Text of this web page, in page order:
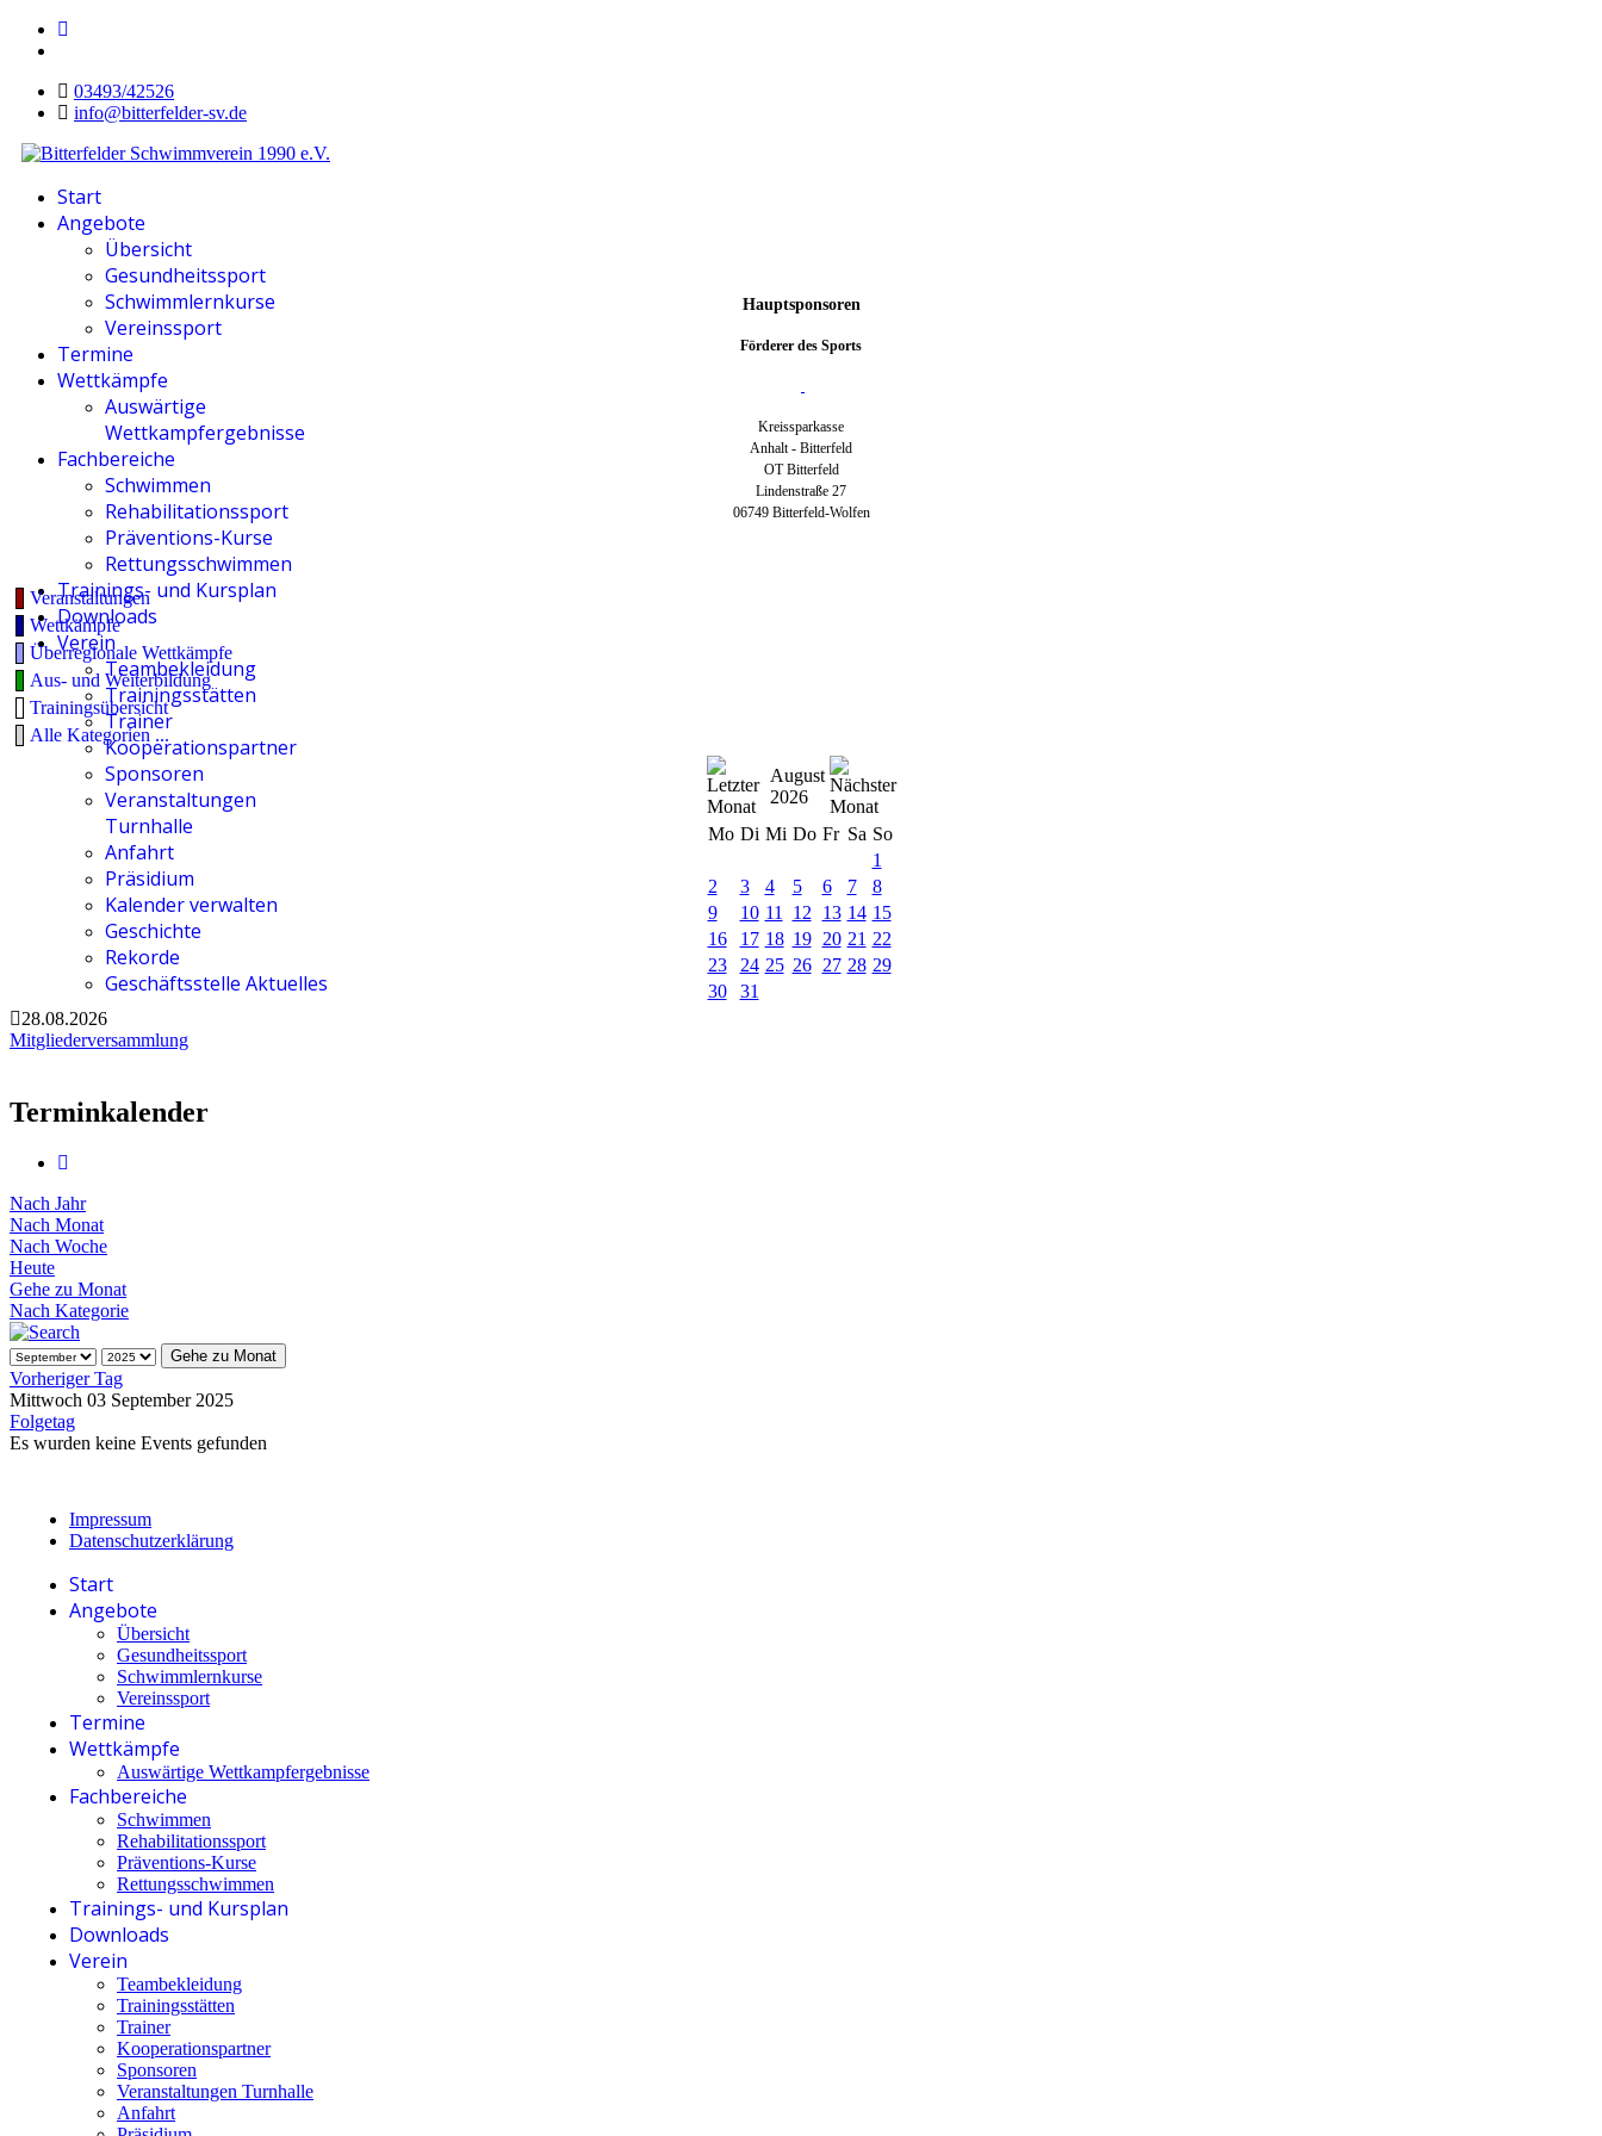
03493/42526
info@bitterfelder-sv.de
Start
Angebote
Übersicht
Gesundheitssport
Schwimmlernkurse
Vereinssport
Termine
Wettkämpfe
Auswärtige
Wettkampfergebnisse
Fachbereiche
Schwimmen
Rehabilitationssport
Präventions-Kurse
Rettungsschwimmen
Trainings- und Kursplan
Downloads
Verein
Teambekleidung
Trainingsstätten
Trainer
Kooperationspartner
Sponsoren
Veranstaltungen
Turnhalle
Anfahrt
Präsidium
Kalender verwalten
Geschichte
Rekorde
Geschäftsstelle Aktuelles
Hauptsponsoren
Förderer des Sports
Kreissparkasse
Anhalt - Bitterfeld
OT Bitterfeld
Lindenstraße 27
06749 Bitterfeld-Wolfen
Veranstaltungen
Wettkämpfe
Überregionale Wettkämpfe
Aus- und Weiterbildung
Trainingsübersicht
Alle Kategorien ...
August
2026
Mo Di Mi Do Fr Sa So
1
2
3 4 5 6 7
8
9
10 11 12 13 14 15
16
17 18 19 20 21 22
23
24 25 26 27 28 29
30
31
28.08.2026
Mitgliederversammlung
Terminkalender
Nach Jahr
Nach Monat
Nach Woche
Heute
Gehe zu Monat
Nach Kategorie
Gehe zu Monat
Vorheriger Tag
Mittwoch 03 September 2025
Folgetag
Es wurden keine Events gefunden
Impressum
Datenschutzerklärung
Start
Angebote
Übersicht
Gesundheitssport
Schwimmlernkurse
Vereinssport
Termine
Wettkämpfe
Auswärtige Wettkampfergebnisse
Fachbereiche
Schwimmen
Rehabilitationssport
Präventions-Kurse
Rettungsschwimmen
Trainings- und Kursplan
Downloads
Verein
Teambekleidung
Trainingsstätten
Trainer
Kooperationspartner
Sponsoren
Veranstaltungen Turnhalle
Anfahrt